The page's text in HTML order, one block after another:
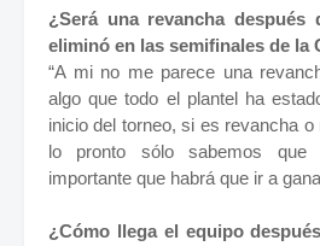
¿Será una revancha después
eliminó en las semifinales de la
“A mi no me parece una
algo que todo el plantel ha
inicio del torneo, si es revancha
lo pronto sólo sabemos
importante que habrá que ir a
¿Cómo llega el equipo